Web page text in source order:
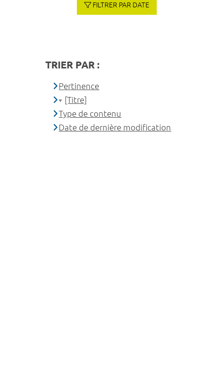
FILTRER PAR DATE
TRIER PAR :
Pertinence
[Titre]
Type de contenu
Date de dernière modification